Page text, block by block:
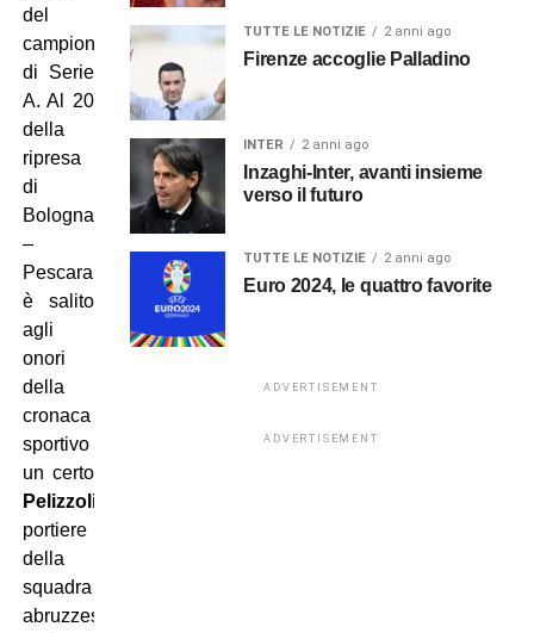
del
campionato
di Serie
A. Al 20
della
ripresa
di
Bologna
–
Pescara
è salito
agli
onori
della
cronaca
sportivo
un certo
Pelizzoli
portiere
della
squadra
abruzzese,
TUTTE LE NOTIZIE 2 anni ago
Firenze accoglie Palladino
INTER 2 anni ago
Inzaghi-Inter, avanti insieme
verso il futuro
TUTTE LE NOTIZIE 2 anni ago
Euro 2024, le quattro favorite
ADVERTISEMENT
ADVERTISEMENT